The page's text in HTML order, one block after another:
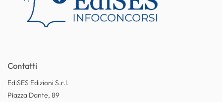
Contatti
EdiSES Edizioni S.r.l.
Piazza Dante, 89